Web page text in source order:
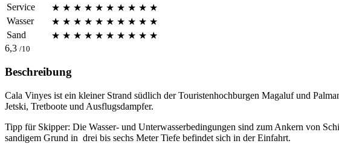
Service
★ ★ ★ ★ ★ ★ ★ ★ ★ ★
Wasser
★ ★ ★ ★ ★ ★ ★ ★ ★ ★
Sand
★ ★ ★ ★ ★ ★ ★ ★ ★ ★
6,3 /10
Beschreibung
Cala Vinyes ist ein kleiner Strand südlich der Touristenhochburgen Magaluf und
Jetski, Tretboote und Ausflugsdampfer.
Tipp für Skipper: Die Wasser- und Unterwasserbedingungen sind zum Ankern von
sandigem Grund in drei bis sechs Meter Tiefe befindet sich in der Einfahrt.